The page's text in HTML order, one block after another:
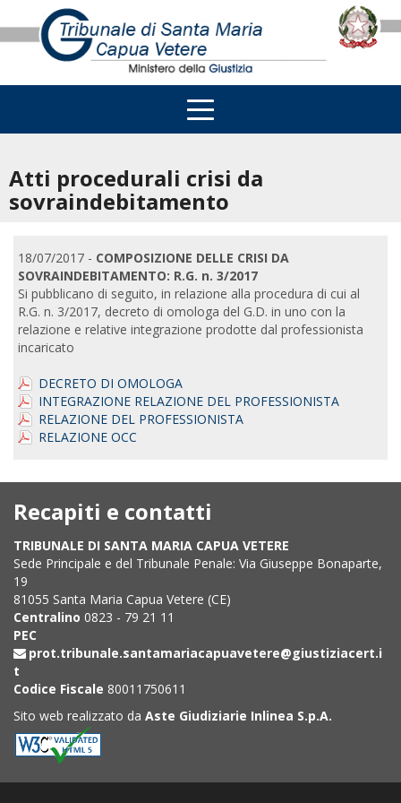
Atti procedurali crisi da
sovraindebitamento
18/07/2017 - COMPOSIZIONE DELLE CRISI DA
SOVRAINDEBITAMENTO: R.G. n. 3/2017
Si pubblicano di seguito, in relazione alla procedura di cui al
R.G. n. 3/2017, decreto di omologa del G.D. in uno con la
relazione e relative integrazione prodotte dal professionista
incaricato
DECRETO DI OMOLOGA
INTEGRAZIONE RELAZIONE DEL PROFESSIONISTA
RELAZIONE DEL PROFESSIONISTA
RELAZIONE OCC
Recapiti e contatti
TRIBUNALE DI SANTA MARIA CAPUA VETERE
Sede Principale e del Tribunale Penale: Via Giuseppe Bonaparte,
19
81055 Santa Maria Capua Vetere (CE)
Centralino 0823 - 79 21 11
PEC
prot.tribunale.santamariacapuavetere@giustiziacert.i
t
Codice Fiscale 80011750611
Sito web realizzato da Aste Giudiziarie Inlinea S.p.A.